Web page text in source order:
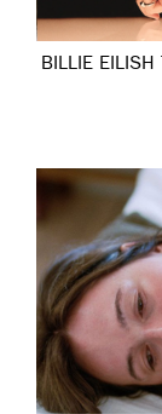
BILLIE EILISH